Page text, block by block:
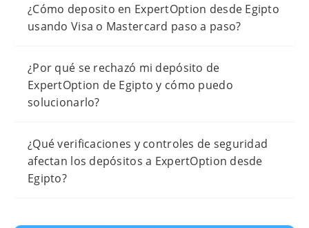
¿Cómo deposito en ExpertOption desde Egipto
usando Visa o Mastercard paso a paso?
¿Por qué se rechazó mi depósito de
ExpertOption de Egipto y cómo puedo
solucionarlo?
¿Qué verificaciones y controles de seguridad
afectan los depósitos a ExpertOption desde
Egipto?